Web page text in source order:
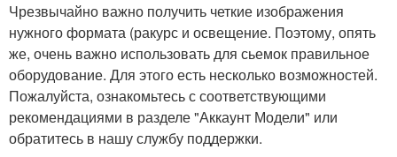
Чрезвычайно важно получить четкие изображения
нужного формата (ракурс и освещение. Поэтому, опять
же, очень важно использовать для сьемок правильное
оборудование. Для этого есть несколько возможностей.
Пожалуйста, ознакомьтесь с соответствующими
рекомендациями в разделе "Аккаунт Модели" или
обратитесь в нашу службу поддержки.